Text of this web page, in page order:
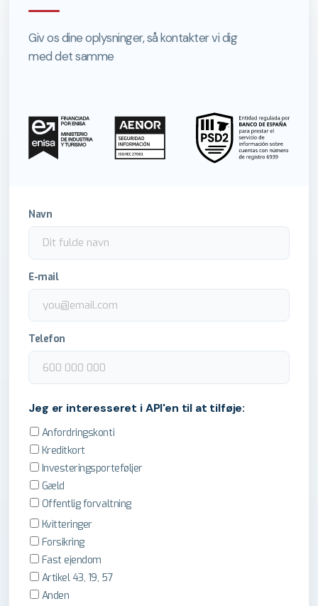
Giv os dine oplysninger, så kontakter vi dig
med det samme
Navn
E-mail
Telefon
Jeg er interesseret i API'en til at tilføje:
Anfordringskonti
Kreditkort
Investeringsporteføljer
Gæld
Offentlig forvaltning
Kvitteringer
Forsikring
Fast ejendom
Artikel 43, 19, 57
Anden